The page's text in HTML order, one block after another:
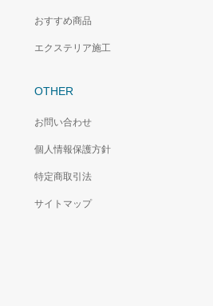
おすすめ商品
エクステリア施工
OTHER
お問い合わせ
個人情報保護方針
特定商取引法
サイトマップ